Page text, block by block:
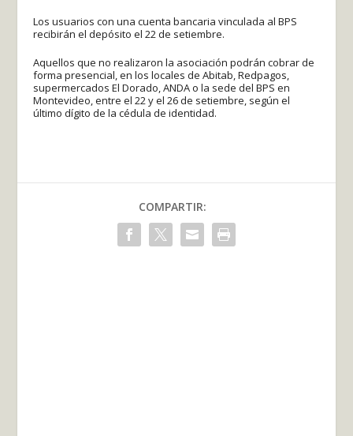
Los usuarios con una cuenta bancaria vinculada al BPS
recibirán el depósito el 22 de setiembre.
Aquellos que no realizaron la asociación podrán cobrar de
forma presencial, en los locales de Abitab, Redpagos,
supermercados El Dorado, ANDA o la sede del BPS en
Montevideo, entre el 22 y el 26 de setiembre, según el
último dígito de la cédula de identidad.
COMPARTIR: